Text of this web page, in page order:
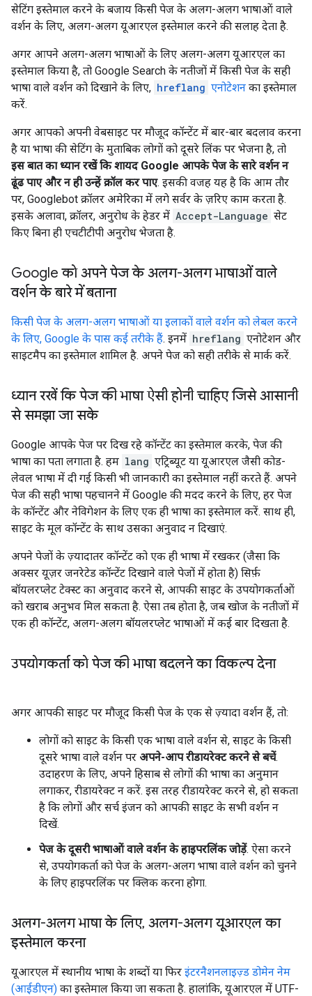
सेटिंग इस्तेमाल करने के बजाय किसी पेज के अलग-अलग भाषाओं वाले
वर्शन के लिए, अलग-अलग यूआरएल इस्तेमाल करने की सलाह देता है.
अगर आपने अलग-अलग भाषाओं के लिए अलग-अलग यूआरएल का
इस्तेमाल किया है, तो Google Search के नतीजों में किसी पेज के सही
भाषा वाले वर्शन को दिखाने के लिए, hreflang एनोटेशन का इस्तेमाल
करें.
अगर आपको अपनी वेबसाइट पर मौजूद कॉन्टेंट में बार-बार बदलाव करना
है या भाषा की सेटिंग के मुताबिक लोगों को दूसरे लिंक पर भेजना है, तो
इस बात का ध्यान रखें कि शायद Google आपके पेज के सारे वर्शन न
ढूंढ पाए और न ही उन्हें क्रॉल कर पाए. इसकी वजह यह है कि आम तौर
पर, Googlebot क्रॉलर अमेरिका में लगे सर्वर के ज़रिए काम करता है.
इसके अलावा, क्रॉलर, अनुरोध के हेडर में Accept-Language सेट
किए बिना ही एचटीटीपी अनुरोध भेजता है.
Google को अपने पेज के अलग-अलग भाषाओं वाले
वर्शन के बारे में बताना
किसी पेज के अलग-अलग भाषाओं या इलाकों वाले वर्शन को लेबल करने
के लिए, Google के पास कई तरीके हैं. इनमें hreflang एनोटेशन और
साइटमैप का इस्तेमाल शामिल है. अपने पेज को सही तरीके से मार्क करें.
ध्यान रखें कि पेज की भाषा ऐसी होनी चाहिए जिसे आसानी
से समझा जा सके
Google आपके पेज पर दिख रहे कॉन्टेंट का इस्तेमाल करके, पेज की
भाषा का पता लगाता है. हम lang एट्रिब्यूट या यूआरएल जैसी कोड-
लेवल भाषा में दी गई किसी भी जानकारी का इस्तेमाल नहीं करते हैं. अपने
पेज की सही भाषा पहचानने में Google की मदद करने के लिए, हर पेज
के कॉन्टेंट और नेविगेशन के लिए एक ही भाषा का इस्तेमाल करें. साथ ही,
साइट के मूल कॉन्टेंट के साथ उसका अनुवाद न दिखाएं.
अपने पेजों के ज़्यादातर कॉन्टेंट को एक ही भाषा में रखकर (जैसा कि
अक्सर यूज़र जनरेटेड कॉन्टेंट दिखाने वाले पेजों में होता है) सिर्फ़
बॉयलरप्लेट टेक्स्ट का अनुवाद करने से, आपकी साइट के उपयोगकर्ताओं
को खराब अनुभव मिल सकता है. ऐसा तब होता है, जब खोज के नतीजों में
एक ही कॉन्टेंट, अलग-अलग बॉयलरप्लेट भाषाओं में कई बार दिखता है.
उपयोगकर्ता को पेज की भाषा बदलने का विकल्प देना
अगर आपकी साइट पर मौजूद किसी पेज के एक से ज़्यादा वर्शन हैं, तो:
लोगों को साइट के किसी एक भाषा वाले वर्शन से, साइट के किसी
दूसरे भाषा वाले वर्शन पर अपने-आप रीडायरेक्ट करने से बचें.
उदाहरण के लिए, अपने हिसाब से लोगों की भाषा का अनुमान
लगाकर, रीडायरेक्ट न करें. इस तरह रीडायरेक्ट करने से, हो सकता
है कि लोगों और सर्च इंजन को आपकी साइट के सभी वर्शन न
दिखें.
पेज के दूसरी भाषाओं वाले वर्शन के हाइपरलिंक जोड़ें. ऐसा करने
से, उपयोगकर्ता को पेज के अलग-अलग भाषा वाले वर्शन को चुनने
के लिए हाइपरलिंक पर क्लिक करना होगा.
अलग-अलग भाषा के लिए, अलग-अलग यूआरएल का
इस्तेमाल करना
यूआरएल में स्थानीय भाषा के शब्दों या फिर इंटरनैशनलाइज़्ड डोमेन नेम
(आईडीएन) का इस्तेमाल किया जा सकता है. हालांकि, यूआरएल में UTF-